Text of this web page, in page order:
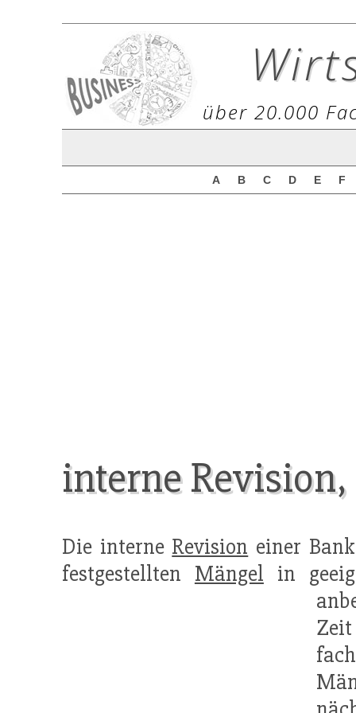
über 20.000
A B C D E F
interne
Die interne Revision einer
festgestellten Mängel in